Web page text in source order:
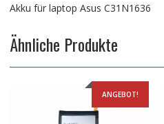
Akku für laptop Asus C31N1636
Ähnliche Produkte
ANGEBOT!